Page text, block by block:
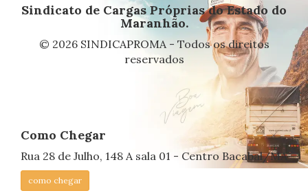
Sindicato de Cargas Próprias do Estado do
Maranhão.
© 2026 SINDICAPROMA - Todos os direitos
reservados
Como Chegar
Rua 28 de Julho, 148 A sala 01 - Centro Bacabal/MA
como chegar